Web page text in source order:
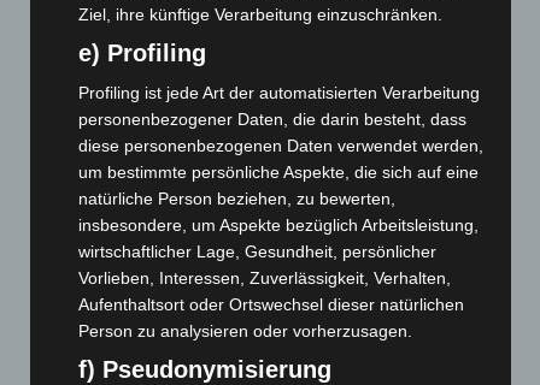
A2: Zweite Turbobaustelle startet zwischen Hannover-West
und Bothfeld
8. August 2026
Niedersachsen: Feuerwehrkräfte kehren nach
Waldbrandeinsatz aus Spanien zurück
7. August 2026
Hannover: Erste Tigermücken-Population in Niedersachsen
entdeckt
7. August 2026
eingedämmt
6. August 2026
Ziel, ihre künftige Verarbeitung einzuschränken.
e) Profiling
Profiling ist jede Art der automatisierten Verarbeitung
personenbezogener Daten, die darin besteht, dass
diese personenbezogenen Daten verwendet werden,
um bestimmte persönliche Aspekte, die sich auf eine
natürliche Person beziehen, zu bewerten,
insbesondere, um Aspekte bezüglich Arbeitsleistung,
wirtschaftlicher Lage, Gesundheit, persönlicher
Vorlieben, Interessen, Zuverlässigkeit, Verhalten,
Aufenthaltsort oder Ortswechsel dieser natürlichen
Person zu analysieren oder vorherzusagen.
f) Pseudonymisierung